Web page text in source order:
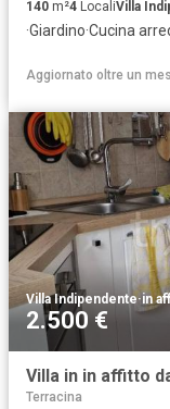
140 m²4 LocaliVilla
·Giardino·Cucina
Aggiornato oltre un
Villa Indipendente·in
2.500 €
Terracina